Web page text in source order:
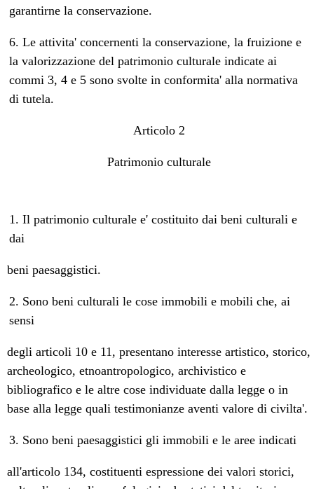
garantirne la conservazione.
6. Le attivita' concernenti la conservazione, la fruizione e
la valorizzazione del patrimonio culturale indicate ai
commi 3, 4 e 5 sono svolte in conformita' alla normativa
di tutela.
Articolo 2
Patrimonio culturale
1. Il patrimonio culturale e' costituito dai beni culturali e
dai
beni paesaggistici.
2. Sono beni culturali le cose immobili e mobili che, ai
sensi
degli articoli 10 e 11, presentano interesse artistico, storico,
archeologico, etnoantropologico, archivistico e
bibliografico e le altre cose individuate dalla legge o in
base alla legge quali testimonianze aventi valore di civilta'.
3. Sono beni paesaggistici gli immobili e le aree indicati
all'articolo 134, costituenti espressione dei valori storici,